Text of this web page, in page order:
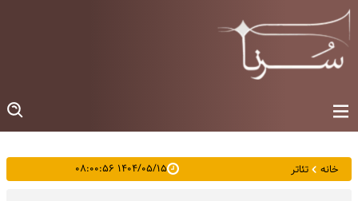
خانه تئاتر ۱۴۰۴/۰۵/۱۵ ۰۸:۰۰:۵۶